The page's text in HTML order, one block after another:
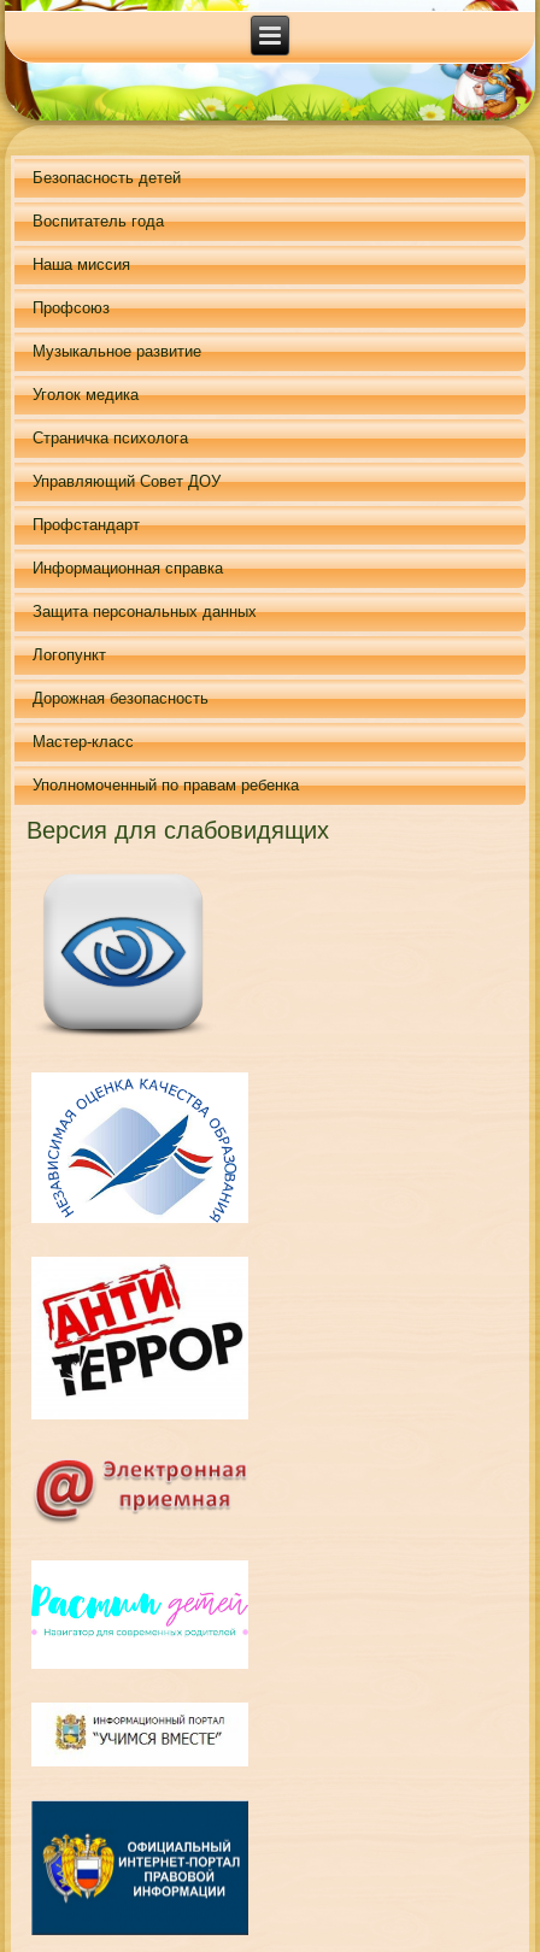
Безопасность детей
Воспитатель года
Наша миссия
Профсоюз
Музыкальное развитие
Уголок медика
Страничка психолога
Управляющий Совет ДОУ
Профстандарт
Информационная справка
Защита персональных данных
Логопункт
Дорожная безопасность
Мастер-класс
Уполномоченный по правам ребенка
Версия для слабовидящих